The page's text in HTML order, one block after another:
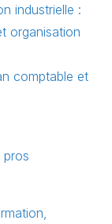
industrielle :
organisation
comptable et
pros